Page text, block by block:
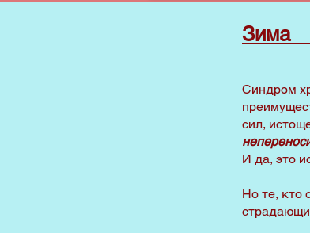
Зима
Синдром
сил,
И да, это
Но те, кто